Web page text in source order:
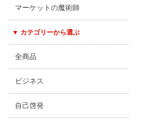
マーケットの魔術師
▼ カテゴリーから選ぶ
全商品
ビジネス
自己啓発